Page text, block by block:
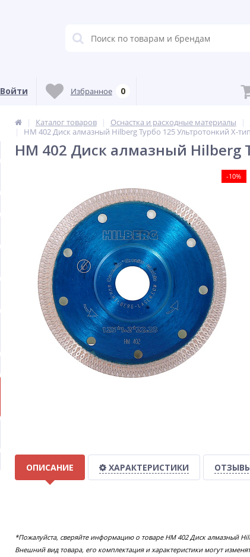
Войти Избранное 0
Каталог товаров Оснастка и расходные материалы
HM 402 Диск алмазный Hilberg Турбо 125 Ультротонкий Х-тип
HM 402 Диск алмазный Hilberg
-10%
ОПИСАНИЕ ХАРАКТЕРИСТИКИ
*Пожалуйста, сверяйте информацию о товаре HM 402 Диск алмазный
Внешний вид товара, его комплектация и характеристики могут